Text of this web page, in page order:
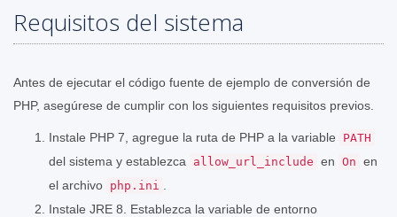
Requisitos del sistema
Antes de ejecutar el código fuente de ejemplo de conversión de
PHP, asegúrese de cumplir con los siguientes requisitos previos.
Instale PHP 7, agregue la ruta de PHP a la variable PATH
del sistema y establezca allow_url_include en On en
el archivo php.ini
Instale JRE 8. Establezca la variable de entorno